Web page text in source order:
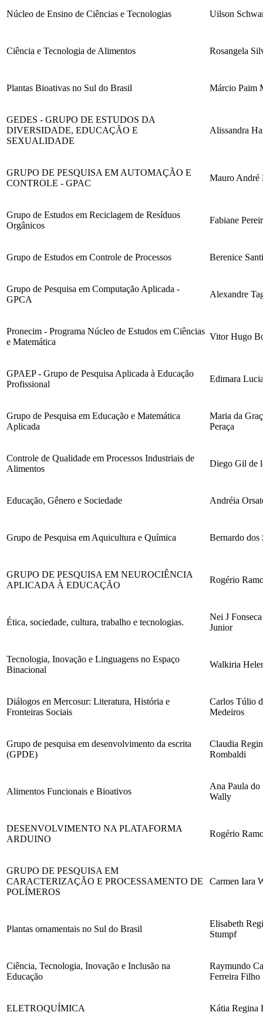
Núcleo de Ensino de Ciências e Tecnologias Uilson
Ciência e Tecnologia de Alimentos Rosangela
Plantas Bioativas no Sul do Brasil Márcio Paim
GEDES - GRUPO DE ESTUDOS DA
DIVERSIDADE, EDUCAÇÃO E
SEXUALIDADE
Alissandra
GRUPO DE PESQUISA EM AUTOMAÇÃO E
CONTROLE - GPAC
Mauro André
Grupo de Estudos em Reciclagem de Resíduos
Orgânicos
Fabiane
Grupo de Estudos em Controle de Processos Berenice
Grupo de Pesquisa em Computação Aplicada -
GPCA
Alexandre
Pronecim - Programa Núcleo de Estudos em Ciências
e Matemática
Vitor Hugo
GPAEP - Grupo de Pesquisa Aplicada à Educação
Profissional
Edimara
Grupo de Pesquisa em Educação e Matemática
Aplicada
Maria da
Peraça
Controle de Qualidade em Processos Industriais de
Alimentos
Diego Gil de
Educação, Gênero e Sociedade Andréia
Grupo de Pesquisa em Aquicultura e Química Bernardo dos
GRUPO DE PESQUISA EM NEUROCIÊNCIA
APLICADA À EDUCAÇÃO
Rogério
Ética, sociedade, cultura, trabalho e tecnologias.
Nei J
Junior
Tecnologia, Inovação e Linguagens no Espaço
Binacional
Walkiria
Diálogos en Mercosur: Literatura, História e
Fronteiras Sociais
Carlos Túlio
Medeiros
Grupo de pesquisa em desenvolvimento da escrita
(GPDE)
Claudia
Rombaldi
Alimentos Funcionais e Bioativos
Ana Paula do
Wally
DESENVOLVIMENTO NA PLATAFORMA
ARDUINO
Rogério
GRUPO DE PESQUISA EM
CARACTERIZAÇÃO E PROCESSAMENTO DE
POLÍMEROS
Carmen Iara
Plantas ornamentais no Sul do Brasil
Elisabeth
Stumpf
Ciência, Tecnologia, Inovação e Inclusão na
Educação
Raymundo
Ferreira Filho
ELETROQUÍMICA Kátia Regina